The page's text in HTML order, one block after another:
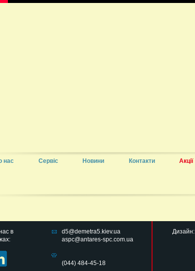
нас Сервіс Новини Контакти Акції
в
d5@demetra5.kiev.ua
aspc@antares-spc.com.ua
(044) 484-45-18
Дизайн: